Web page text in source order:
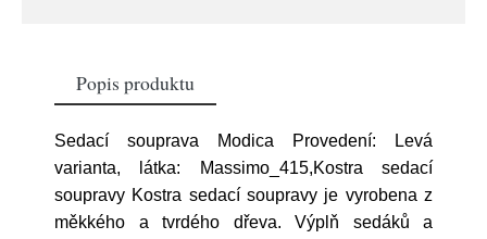
Popis produktu
Sedací souprava Modica Provedení: Levá
varianta, látka: Massimo_415,Kostra sedací
soupravy Kostra sedací soupravy je vyrobena z
měkkého a tvrdého dřeva. Výplň sedáků a